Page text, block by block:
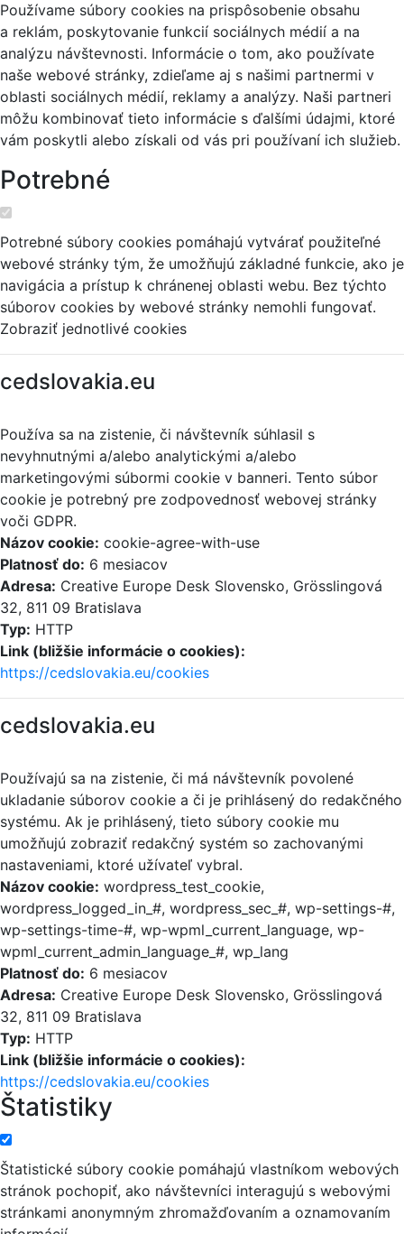
Používame súbory cookies na prispôsobenie obsahu
a reklám, poskytovanie funkcií sociálnych médií a na
analýzu návštevnosti. Informácie o tom, ako používate
naše webové stránky, zdieľame aj s našimi partnermi v
oblasti sociálnych médií, reklamy a analýzy. Naši partneri
môžu kombinovať tieto informácie s ďalšími údajmi, ktoré
vám poskytli alebo získali od vás pri používaní ich služieb.
Potrebné
Potrebné súbory cookies pomáhajú vytvárať použiteľné
webové stránky tým, že umožňujú základné funkcie, ako je
navigácia a prístup k chránenej oblasti webu. Bez týchto
súborov cookies by webové stránky nemohli fungovať.
Zobraziť jednotlivé cookies
cedslovakia.eu
Používa sa na zistenie, či návštevník súhlasil s
nevyhnutnými a/alebo analytickými a/alebo
marketingovými súbormi cookie v banneri. Tento súbor
cookie je potrebný pre zodpovednosť webovej stránky
voči GDPR.
Názov cookie: cookie-agree-with-use
Platnosť do: 6 mesiacov
Adresa: Creative Europe Desk Slovensko, Grösslingová
32, 811 09 Bratislava
Typ: HTTP
Link (bližšie informácie o cookies):
https://cedslovakia.eu/cookies
cedslovakia.eu
Používajú sa na zistenie, či má návštevník povolené
ukladanie súborov cookie a či je prihlásený do redakčného
systému. Ak je prihlásený, tieto súbory cookie mu
umožňujú zobraziť redakčný systém so zachovanými
nastaveniami, ktoré užívateľ vybral.
Názov cookie: wordpress_test_cookie,
wordpress_logged_in_#, wordpress_sec_#, wp-settings-#,
wp-settings-time-#, wp-wpml_current_language, wp-
wpml_current_admin_language_#, wp_lang
Platnosť do: 6 mesiacov
Adresa: Creative Europe Desk Slovensko, Grösslingová
32, 811 09 Bratislava
Typ: HTTP
Link (bližšie informácie o cookies):
https://cedslovakia.eu/cookies
Štatistiky
Štatistické súbory cookie pomáhajú vlastníkom webových
stránok pochopiť, ako návštevníci interagujú s webovými
stránkami anonymným zhromažďovaním a oznamovaním